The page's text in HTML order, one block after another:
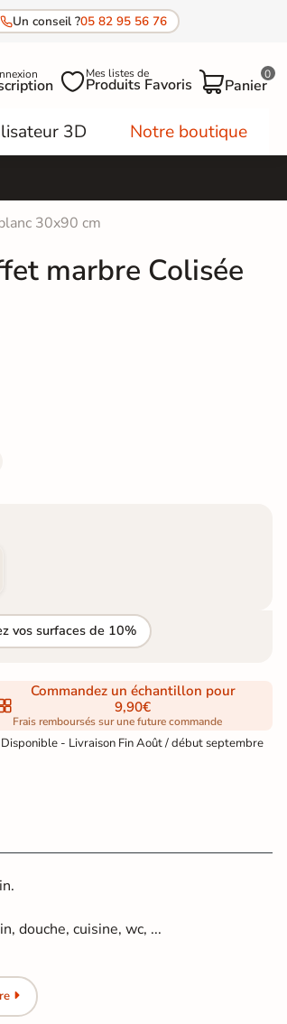
Un conseil ?05 82 95 56 76
Mes listes de
Produits Favoris Panier
0
3D Notre boutique
30x90 cm
marbre Colisée
vos surfaces de 10%
Commandez un échantillon pour
9,90€
Frais remboursés sur une future commande
- Livraison Fin Août / début septembre
douche, cuisine, wc, ...